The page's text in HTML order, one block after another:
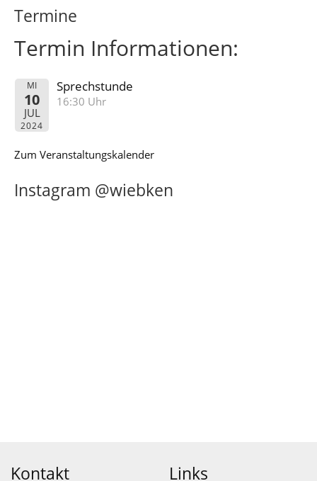
Termine
Termin Informationen:
MI
10
JUL
2024
Sprechstunde
16:30 Uhr
Zum Veranstaltungskalender
Instagram @wiebken
Kontakt Links